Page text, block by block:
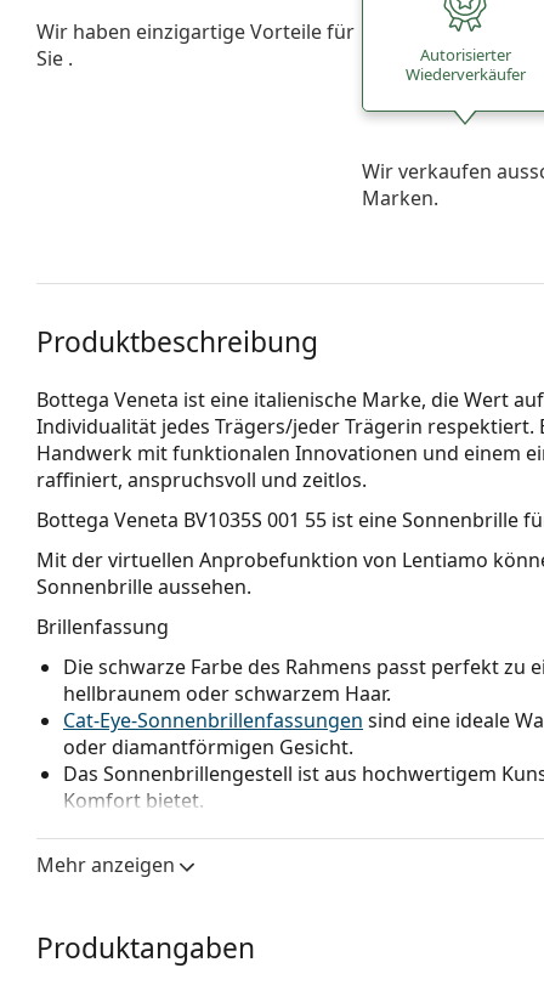
Wir haben einzigartige Vorteile für
Sie .
Autorisierter
Wiederverkäufer
Wir verkaufen
Marken.
Produktbeschreibung
Bottega Veneta ist eine italienische Marke, die Wert
Individualität jedes Trägers/jeder Trägerin
Handwerk mit funktionalen Innovationen und einem
raffiniert, anspruchsvoll und zeitlos.
Bottega Veneta BV1035S 001 55 ist eine Sonnenbrille
Mit der virtuellen Anprobefunktion von Lentiamo
Sonnenbrille aussehen.
Brillenfassung
Die schwarze Farbe des Rahmens passt perfekt
hellbraunem oder schwarzem Haar.
Cat-Eye-Sonnenbrillenfassungen sind eine ideale
oder diamantförmigen Gesicht.
Das Sonnenbrillengestell ist aus hochwertigem
Komfort bietet.
Brillengläser
Die grauen Gläser reduzieren die Intensität des
Die Gläser sind aus Kunststoff gefertigt, deren
ihrer Rissbeständigkeit liegen.
Mehr anzeigen
Produktangaben